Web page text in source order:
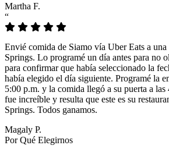
Martha F.
“
Envié comida de Siamo vía Uber Eats a
Springs. Lo programé un día antes para no
para confirmar que había seleccionado la
había elegido el día siguiente. Programé la
5:00 p.m. y la comida llegó a su puerta a
fue increíble y resulta que este es su
Springs. Todos ganamos.
Magaly P.
Por Qué Elegirnos